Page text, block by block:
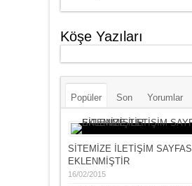
Köşe Yazıları
Popüler Son Yorumlar
SİTEMİZE İLETİŞİM SAYFASI
EKLENMİŞTİR
16/02/2015